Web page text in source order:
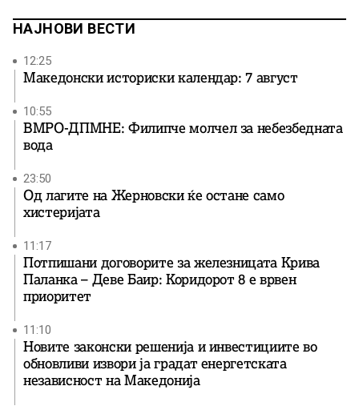
НАЈНОВИ ВЕСТИ
12:25
Македонски историски календар: 7 август
10:55
ВМРО-ДПМНЕ: Филипче молчел за небезбедната
вода
23:50
Од лагите на Жерновски ќе остане само
хистеријата
11:17
Потпишани договорите за железницата Крива
Паланка – Деве Баир: Коридорот 8 е врвен
приоритет
11:10
Новите законски решенија и инвестициите во
обновливи извори ја градат енергетската
независност на Македонија